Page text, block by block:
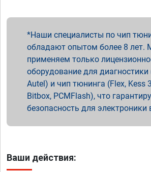
Наши специалисты по чип
обладают опытом более 8 лет.
применяем только
оборудование для диагностики
Autel) и чип тюнинга (Flex, Kess
Bitbox, PCMFlash), что
безопасность для электроники
Ваши действия: